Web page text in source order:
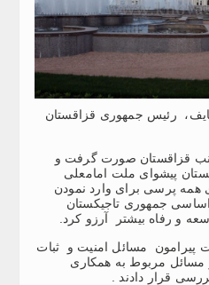
رئیس جمهوری قزاقستان
قزاقستان صورت گرفت و
پیشوای ملت امامعلی
همه ‌پرسی برای وارد نمودن
جمهوری تاجیکستان
و رفاه بیشتر آرزو کرد.
مسائل‌ امنیت و ثبات
مسائل مربوط به همکاری‌
قرار دادند .